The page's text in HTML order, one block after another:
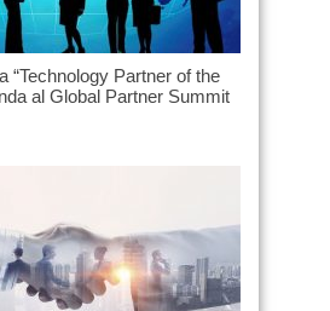
“Technology Partner of the
al Global Partner Summit